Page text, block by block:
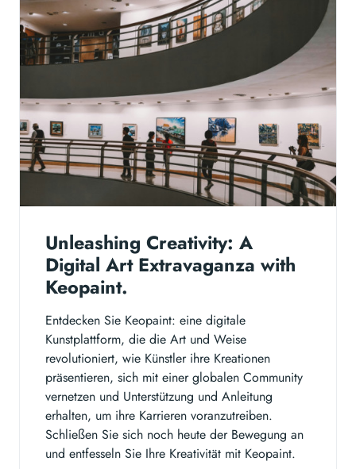
Unleashing Creativity: A
Digital Art Extravaganza with
Keopaint.
Entdecken Sie Keopaint: eine digitale
Kunstplattform, die die Art und Weise
revolutioniert, wie Künstler ihre Kreationen
präsentieren, sich mit einer globalen Community
vernetzen und Unterstützung und Anleitung
erhalten, um ihre Karrieren voranzutreiben.
Schließen Sie sich noch heute der Bewegung an
und entfesseln Sie Ihre Kreativität mit Keopaint.